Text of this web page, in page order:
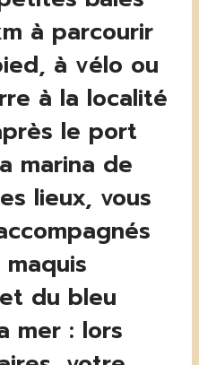
à parcourir
à vélo ou
à la localité
le port
marina de
lieux, vous
du bleu
mer : lors